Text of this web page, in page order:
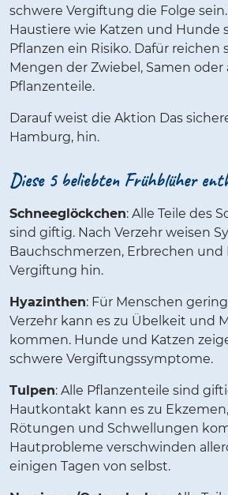
schwere Vergiftung die Folge
Haustiere wie Katzen und Hunde
Pflanzen ein Risiko. Dafür reichen
Mengen der Zwiebel, Samen oder
Pflanzenteile.
Darauf weist die Aktion Das
Hamburg, hin.
Diese 5 beliebten Frühblüher
Schneeglöckchen: Alle Teile des
sind giftig. Nach Verzehr weisen
Bauchschmerzen, Erbrechen und
Vergiftung hin.
Hyazinthen: Für Menschen
Verzehr kann es zu Übelkeit und
kommen. Hunde und Katzen
schwere Vergiftungssymptome.
Tulpen: Alle Pflanzenteile sind
Hautkontakt kann es zu
Rötungen und Schwellungen
Hautprobleme verschwinden
einigen Tagen von selbst.